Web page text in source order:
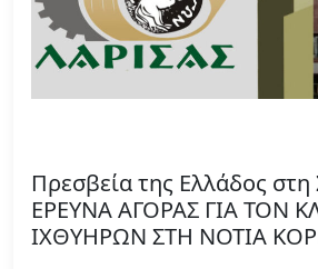
Πρεσβεία της Ελλάδος
ΕΡΕΥΝΑ ΑΓΟΡΑΣ ΓΙΑ ΤΟΝ
ΙΧΘΥΗΡΩΝ ΣΤΗ ΝΟΤΙΑ